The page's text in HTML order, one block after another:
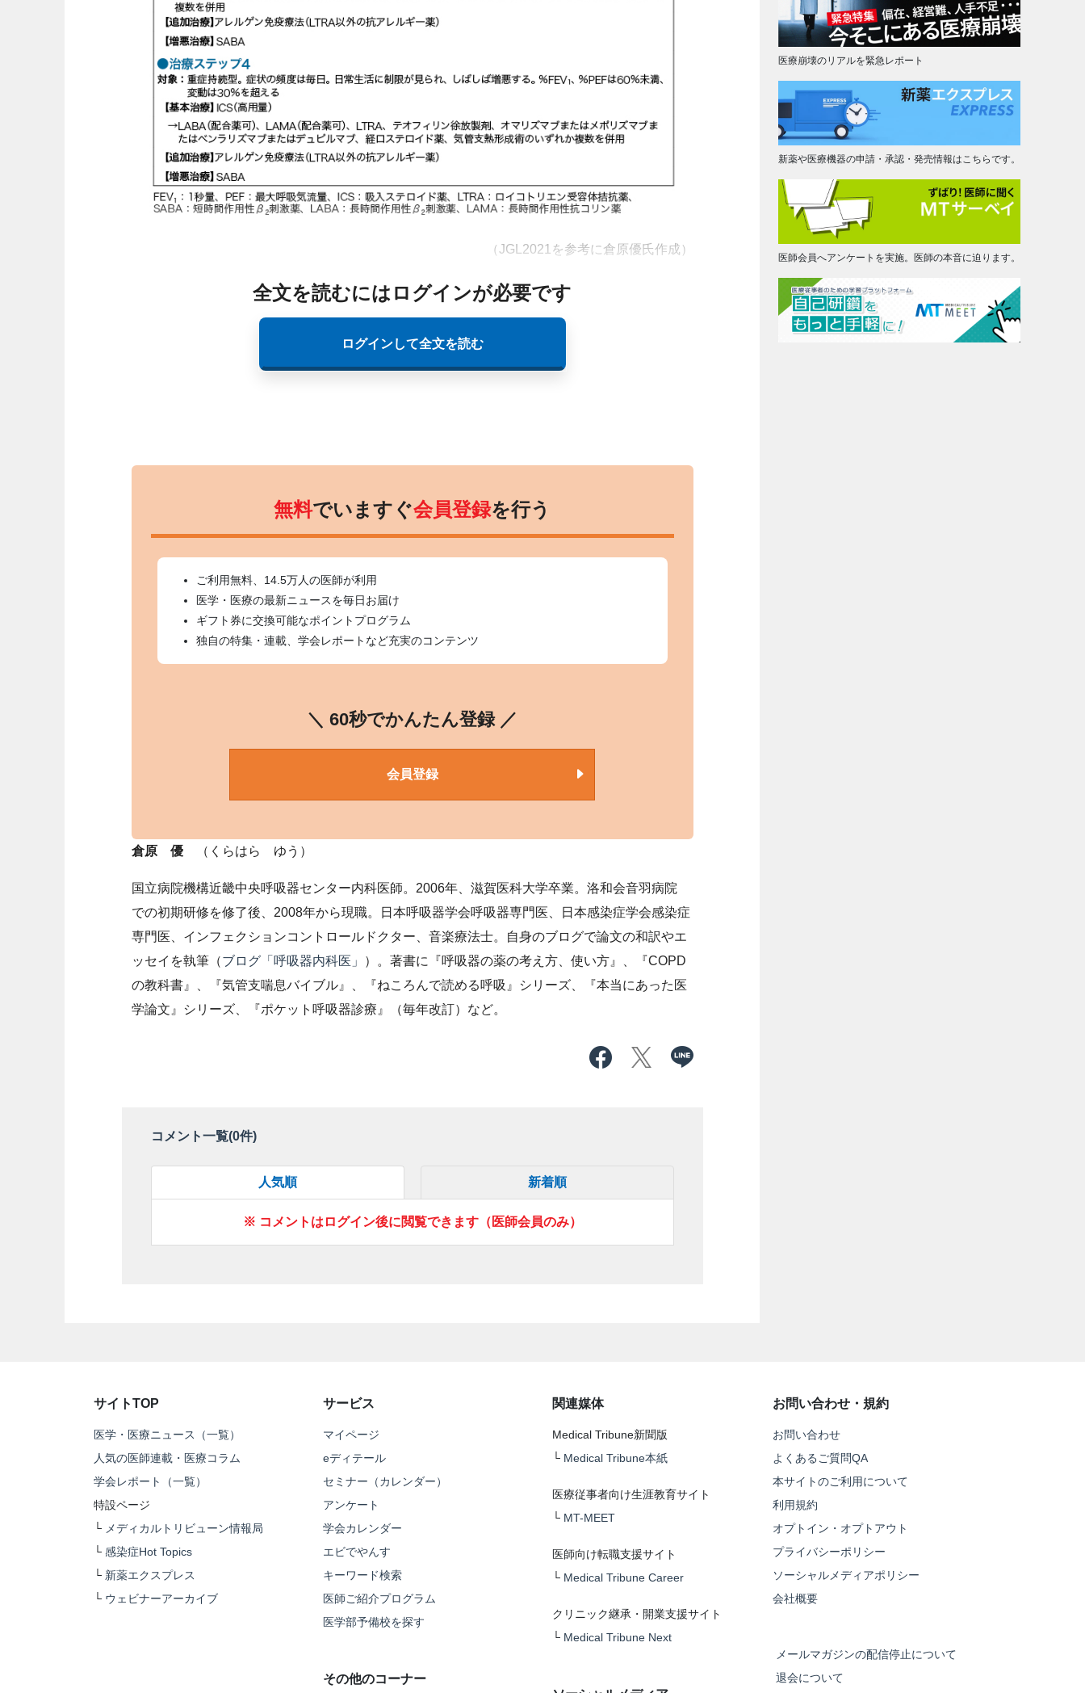
（JGL2021を参考に倉原優氏作成）
全文を読むにはログインが必要です
ログインして全文を読む
無料でいますぐ会員登録を行う
ご利用無料、14.5万人の医師が利用
医学・医療の最新ニュースを毎日お届け
ギフト券に交換可能なポイントプログラム
独自の特集・連載、学会レポートなど充実のコンテンツ
＼ 60秒でかんたん登録 ／
会員登録
倉原 優 （くらはら ゆう）
国立病院機構近畿中央呼吸器センター内科医師。2006年、滋賀医科大学卒業。洛和会音羽病院
での初期研修を修了後、2008年から現職。日本呼吸器学会呼吸器専門医、日本感染症学会感染症
専門医、インフェクションコントロールドクター、音楽療法士。自身のブログで論文の和訳やエ
ッセイを執筆（ブログ「呼吸器内科医」
）。著書に『呼吸器の薬の考え方、使い方』、『COPD
の教科書』、『気管支喘息バイブル』、『ねころんで読める呼吸』シリーズ、『本当にあった医
学論文』シリーズ、『ポケット呼吸器診療』（毎年改訂）など。
コメント一覧(0件)
人気順 新着順
※ コメントはログイン後に閲覧できます（医師会員のみ）
医療崩壊のリアルを緊急レポート
新薬や医療機器の申請・承認・発売情報はこちらです。
医師会員へアンケートを実施。医師の本音に迫ります。
サイトTOP
医学・医療ニュース（一覧）
人気の医師連載・医療コラム
学会レポート（一覧）
特設ページ
└ メディカルトリビューン情報局
└ 感染症Hot Topics
└ 新薬エクスプレス
└ ウェビナーアーカイブ
サービス
マイページ
eディテール
セミナー（カレンダー）
アンケート
学会カレンダー
エビでやんす
キーワード検索
医師ご紹介プログラム
医学部予備校を探す
その他のコーナー
関連媒体
Medical Tribune新聞版
└ Medical Tribune本紙
医療従事者向け生涯教育サイト
└ MT-MEET
医師向け転職支援サイト
└ Medical Tribune Career
クリニック継承・開業支援サイト
└ Medical Tribune Next
お問い合わせ・規約
お問い合わせ
よくあるご質問QA
本サイトのご利用について
利用規約
オプトイン・オプトアウト
プライバシーポリシー
ソーシャルメディアポリシー
会社概要
メールマガジンの配信停止について
退会について